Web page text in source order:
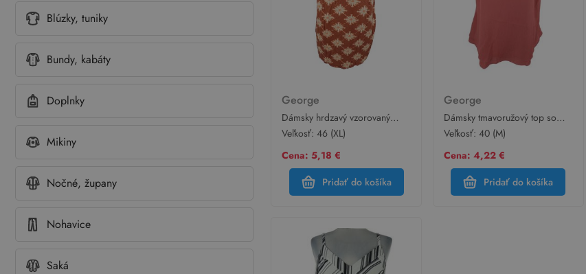
Blúzky, tuniky
Bundy, kabáty
Doplnky
Mikiny
Nočné, župany
Nohavice
Saká
George
Dámsky hrdzavý vzorovaný
voľné ý top George
Veľkosť:46 (XL)
Cena: 5,18 €
Pridať do košíka
George
Dámsky tmavoružový top so
zkříženými zády George
Veľkosť: 40 (M)
Cena: 4,22 €
Pridať do košíka